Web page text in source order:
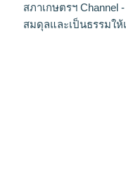
สภาเกษตรฯ Channel
สมดุลและเป็นธรรมให้